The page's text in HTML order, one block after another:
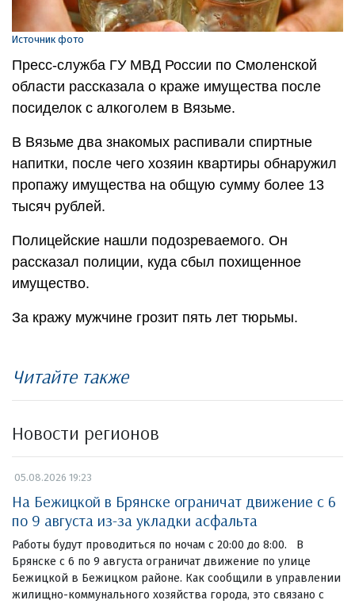
Источник фото
Пресс-служба ГУ МВД России по Смоленской
области рассказала о краже имущества после
посиделок с алкоголем в Вязьме.
В Вязьме два знакомых распивали спиртные
напитки, после чего хозяин квартиры обнаружил
пропажу имущества на общую сумму более 13
тысяч рублей.
Полицейские нашли подозреваемого. Он
рассказал полиции, куда сбыл похищенное
имущество.
За кражу мужчине грозит пять лет тюрьмы.
Читайте также
Новости регионов
05.08.2026 19:23
На Бежицкой в Брянске ограничат движение с 6
по 9 августа из-за укладки асфальта
Работы будут проводиться по ночам с 20:00 до 8:00. В
Брянске с 6 по 9 августа ограничат движение по улице
Бежицкой в Бежицком районе. Как сообщили в управлении
жилищно-коммунального хозяйства города, это связано с